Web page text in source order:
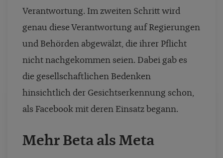
Verantwortung. Im zweiten Schritt wird
genau diese Verantwortung auf Regierungen
und Behörden abgewälzt, die ihrer Pflicht
nicht nachgekommen seien. Dabei gab es
die gesellschaftlichen Bedenken
hinsichtlich der Gesichtserkennung schon,
als Facebook mit deren Einsatz begann.
Mehr Beta als Meta